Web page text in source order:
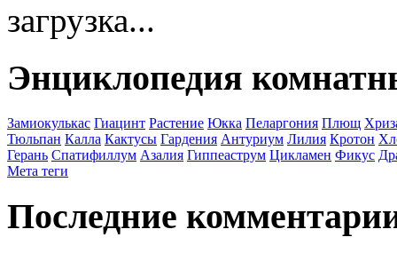
загрузка...
Энциклопедия
Замиокулькас Гиацинт Растение Юкка Пеларгония Плющ
Тюльпан Калла Кактусы Гардения Антуриум Лилия Кротон
Герань Спатифиллум Азалия Гиппеаструм Цикламен Фикус
Мета теги
Последние